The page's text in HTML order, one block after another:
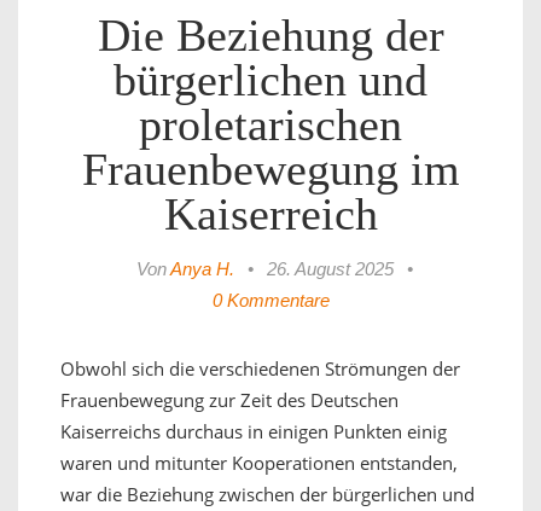
Die Beziehung der
bürgerlichen und
proletarischen
Frauenbewegung im
Kaiserreich
VonAnya H. • 26. August 2025
•
0 Kommentare
Obwohl sich die verschiedenen Strömungen der
Frauenbewegung zur Zeit des Deutschen
Kaiserreichs durchaus in einigen Punkten einig
waren und mitunter Kooperationen entstanden,
war die Beziehung zwischen der bürgerlichen und